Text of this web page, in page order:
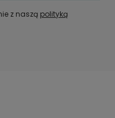
z naszą polityką